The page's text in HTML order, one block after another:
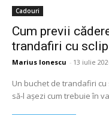
Cadouri
Cum previi
trandafiri cu
Marius Ionescu - 13 iulie
Un buchet de trandafiri
să-l așezi cum trebuie în